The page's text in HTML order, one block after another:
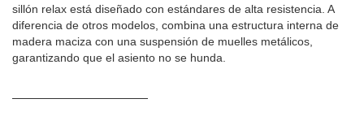
sillón relax está diseñado con estándares de alta resistencia. A
diferencia de otros modelos, combina una estructura interna de
madera maciza con una suspensión de muelles metálicos,
garantizando que el asiento no se hunda.